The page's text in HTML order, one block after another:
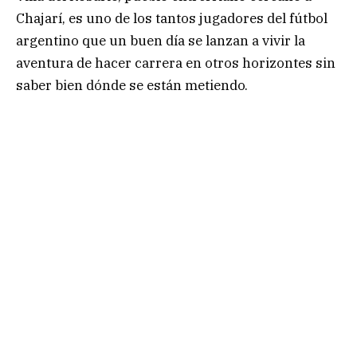
Chajarí, es uno de los tantos jugadores del fútbol
argentino que un buen día se lanzan a vivir la
aventura de hacer carrera en otros horizontes sin
saber bien dónde se están metiendo.